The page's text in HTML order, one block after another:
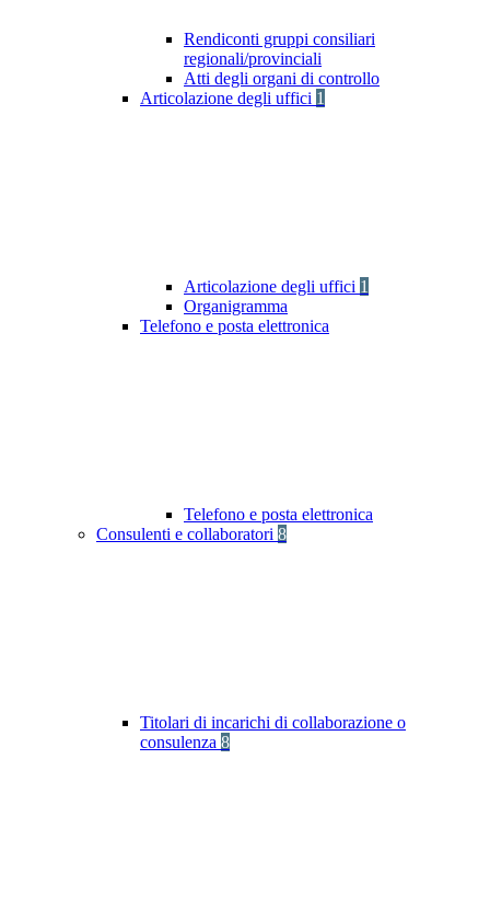
Rendiconti gruppi consiliari
regionali/provinciali
Atti degli organi di controllo
Articolazione degli uffici 1
Articolazione degli uffici 1
Organigramma
Telefono e posta elettronica
Telefono e posta elettronica
Consulenti e collaboratori 8
Titolari di incarichi di collaborazione o
consulenza 8